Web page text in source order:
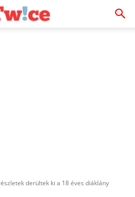
derültek ki a 18 éves diáklány